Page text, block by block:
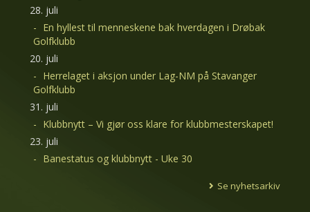
28. juli
En hyllest til menneskene bak hverdagen i Drøbak
Golfklubb
20. juli
Herrelaget i aksjon under Lag-NM på Stavanger
Golfklubb
31. juli
Klubbnytt – Vi gjør oss klare for klubbmesterskapet!
23. juli
Banestatus og klubbnytt - Uke 30
Se nyhetsarkiv